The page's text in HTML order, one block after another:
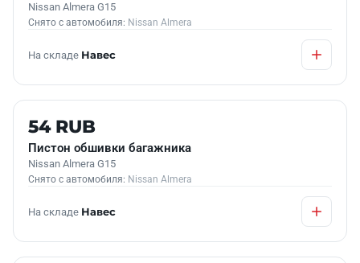
Nissan Almera G15
Снято с автомобиля: Nissan Almera
На складе Навес
Б/У В НАЛИЧИИ
54 RUB
Пистон обшивки багажника
Nissan Almera G15
Снято с автомобиля: Nissan Almera
На складе Навес